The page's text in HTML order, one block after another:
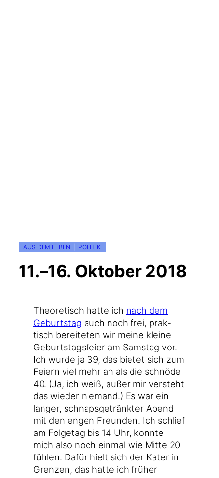
AUS DEM LEBEN POLITIK
11.–16. Oktober 2018
Theo­re­tisch hat­te ich nach dem
Geburts­tag auch noch frei, prak­
tisch berei­te­ten wir mei­ne klei­ne
Geburts­tags­fei­er am Sams­tag vor.
Ich wur­de ja 39, das bie­tet sich zum
Fei­ern viel mehr an als die schnö­de
40. (Ja, ich weiß, außer mir ver­steht
das wie­der nie­mand.) Es war ein
lan­ger, schnaps­ge­tränk­ter Abend
mit den engen Freun­den. Ich schlief
am Fol­ge­tag bis 14 Uhr, konn­te
mich also noch ein­mal wie Mit­te 20
füh­len. Dafür hielt sich der Kater in
Gren­zen, das hat­te ich frü­her